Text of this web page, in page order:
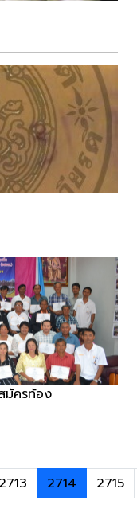
มัครท้อง
2713 2714 2715